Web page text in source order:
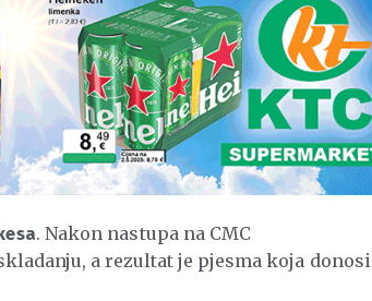
. Nakon nastupa na CMC
a rezultat je pjesma koja donosi